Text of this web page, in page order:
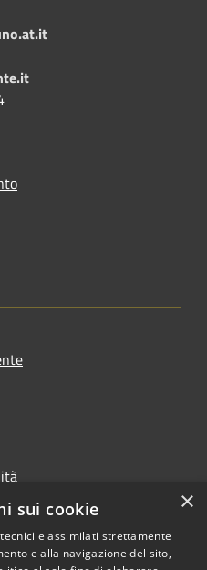
×
sui cookie
e assimilati strettamente
e alla navigazione del sito,